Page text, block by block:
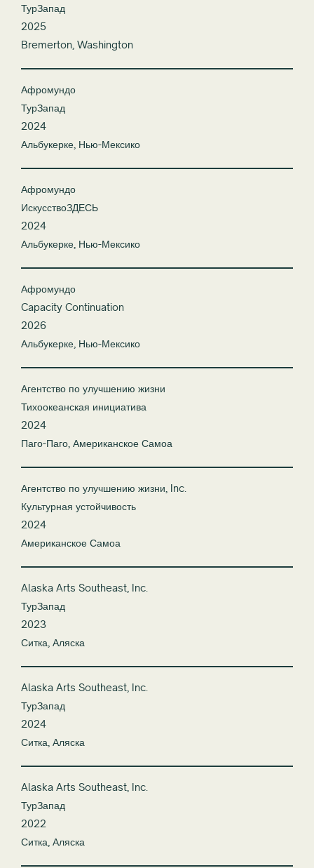
ТурЗапад
2025
Bremerton, Washington
Афромундо
ТурЗапад
2024
Альбукерке, Нью-Мексико
Афромундо
ИскусствоЗДЕСЬ
2024
Альбукерке, Нью-Мексико
Афромундо
Capacity Continuation
2026
Альбукерке, Нью-Мексико
Агентство по улучшению жизни
Тихоокеанская инициатива
2024
Паго-Паго, Американское Самоа
Агентство по улучшению жизни, Inc.
Культурная устойчивость
2024
Американское Самоа
Alaska Arts Southeast, Inc.
ТурЗапад
2023
Ситка, Аляска
Alaska Arts Southeast, Inc.
ТурЗапад
2024
Ситка, Аляска
Alaska Arts Southeast, Inc.
ТурЗапад
2022
Ситка, Аляска